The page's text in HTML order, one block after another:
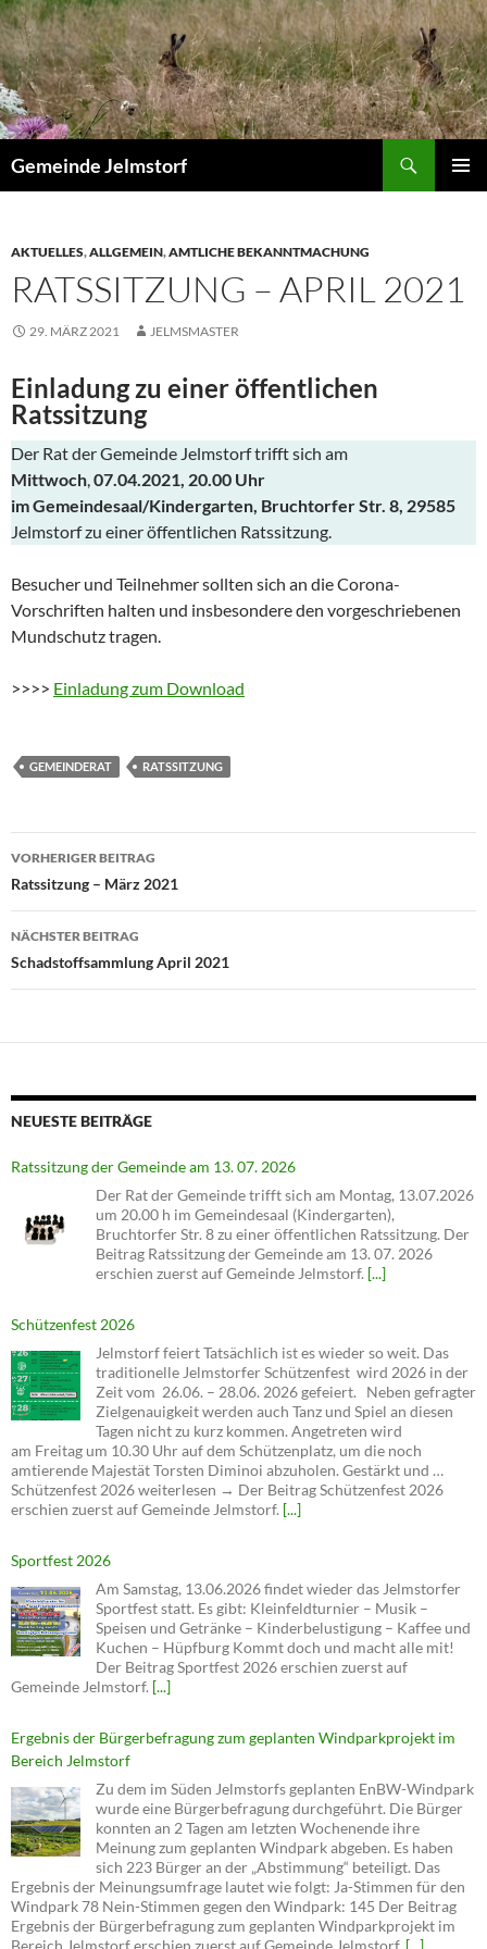
Zum
Inhalt
springen
Gemeinde Jelmstorf
AKTUELLES,ALLGEMEIN,AMTLICHE BEKANNTMACHUNG
RATSSITZUNG – APRIL 2021
29. MÄRZ 2021 JELMSMASTER
Einladung zu einer öffentlichen
Ratssitzung
Der Rat der Gemeinde Jelmstorf trifft sich am
Mittwoch 07.04.2021, 20.00 Uhr
im Gemeindesaal/Kindergarten, Bruchtorfer Str. 8, 29585
Jelmstorf zu einer öffentlichen Ratssitzung.
Besucher und Teilnehmer sollten sich an die Corona-
Vorschriften halten und insbesondere den vorgeschriebenen
Mundschutz tragen.
>>>> Einladung zum Download
GEMEINDERAT RATSSITZUNG
Beitragsnavigation
VORHERIGER BEITRAG
Ratssitzung – März 2021
NÄCHSTER BEITRAG
Schadstoffsammlung April 2021
NEUESTE BEITRÄGE
Ratssitzung der Gemeinde am 13. 07. 2026
Der Rat der Gemeinde trifft sich am Montag, 13.07.2026
um 20.00 h im Gemeindesaal (Kindergarten),
Bruchtorfer Str. 8 zu einer öffentlichen Ratssitzung. Der
Beitrag Ratssitzung der Gemeinde am 13. 07. 2026
erschien zuerst auf Gemeinde Jelmstorf. [...]
Schützenfest 2026
Jelmstorf feiert Tatsächlich ist es wieder so weit. Das
traditionelle Jelmstorfer Schützenfest wird 2026 in der
Zeit vom 26.06. – 28.06. 2026 gefeiert. Neben gefragter
Zielgenauigkeit werden auch Tanz und Spiel an diesen
Tagen nicht zu kurz kommen. Angetreten wird
am Freitag um 10.30 Uhr auf dem Schützenplatz, um die noch
amtierende Majestät Torsten Diminoi abzuholen. Gestärkt und …
Schützenfest 2026 weiterlesen → Der Beitrag Schützenfest 2026
erschien zuerst auf Gemeinde Jelmstorf. [...]
Sportfest 2026
Am Samstag, 13.06.2026 findet wieder das Jelmstorfer
Sportfest statt. Es gibt: Kleinfeldturnier – Musik –
Speisen und Getränke – Kinderbelustigung – Kaffee und
Kuchen – Hüpfburg Kommt doch und macht alle mit!
Der Beitrag Sportfest 2026 erschien zuerst auf
Gemeinde Jelmstorf. [...]
Ergebnis der Bürgerbefragung zum geplanten Windparkprojekt im
Bereich Jelmstorf
Zu dem im Süden Jelmstorfs geplanten EnBW-Windpark
wurde eine Bürgerbefragung durchgeführt. Die Bürger
konnten an 2 Tagen am letzten Wochenende ihre
Meinung zum geplanten Windpark abgeben. Es haben
sich 223 Bürger an der „Abstimmung“ beteiligt. Das
Ergebnis der Meinungsumfrage lautet wie folgt: Ja-Stimmen für den
Windpark 78 Nein-Stimmen gegen den Windpark: 145 Der Beitrag
Ergebnis der Bürgerbefragung zum geplanten Windparkprojekt im
Bereich Jelmstorf erschien zuerst auf Gemeinde Jelmstorf. [...]